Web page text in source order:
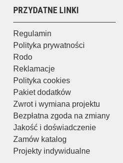
PRZYDATNE LINKI
Regulamin
Polityka prywatności
Rodo
Reklamacje
Polityka cookies
Pakiet dodatków
Zwrot i wymiana projektu
Bezpłatna zgoda na zmiany
Jakość i doświadczenie
Zamów katalog
Projekty indywidualne